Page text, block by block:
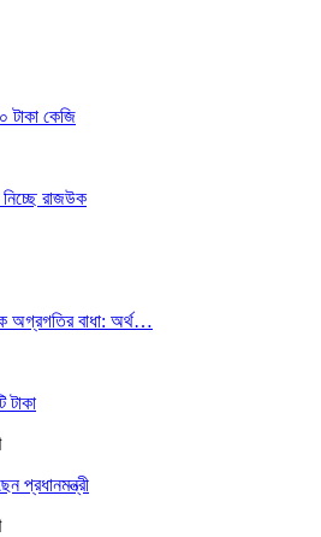
টাকা কেজি
নিচ্ছে রাজউক
অগ্রগতির বাধা: অর্থ…
টাকা
প্রধানমন্ত্রী